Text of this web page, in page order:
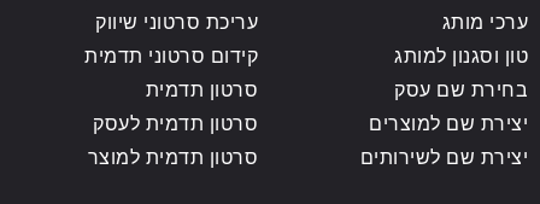
ערכי מותג
טון וסגנון למותג
בחירת שם עסק
יצירת שם למוצרים
יצירת שם לשירותים
עריכת סרטוני שיווק
קידום סרטוני תדמית
סרטון תדמית
סרטון תדמית לעסק
סרטון תדמית למוצר